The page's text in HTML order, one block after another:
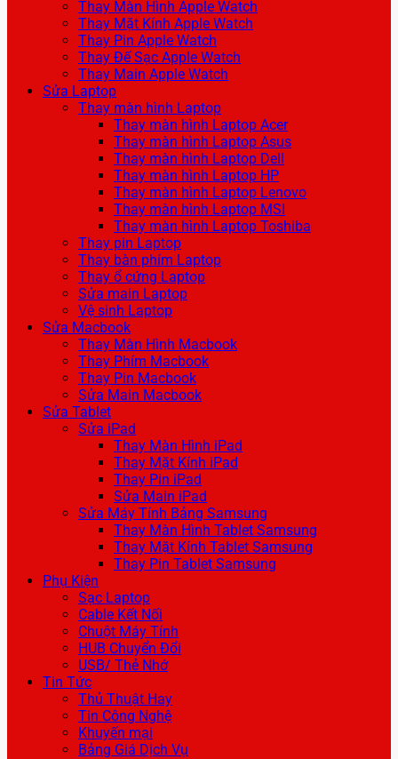
Thay Màn Hình Apple Watch
Thay Mặt Kính Apple Watch
Thay Pin Apple Watch
Thay Đế Sạc Apple Watch
Thay Main Apple Watch
Sửa Laptop
Thay màn hình Laptop
Thay màn hình Laptop Acer
Thay màn hình Laptop Asus
Thay màn hình Laptop Dell
Thay màn hình Laptop HP
Thay màn hình Laptop Lenovo
Thay màn hình Laptop MSI
Thay màn hình Laptop Toshiba
Thay pin Laptop
Thay bàn phím Laptop
Thay ổ cứng Laptop
Sửa main Laptop
Vệ sinh Laptop
Sửa Macbook
Thay Màn Hình Macbook
Thay Phím Macbook
Thay Pin Macbook
Sửa Main Macbook
Sửa Tablet
Sửa iPad
Thay Màn Hình iPad
Thay Mặt Kính iPad
Thay Pin iPad
Sửa Main iPad
Sửa Máy Tính Bảng Samsung
Thay Màn Hình Tablet Samsung
Thay Mặt Kính Tablet Samsung
Thay Pin Tablet Samsung
Phụ Kiện
Sạc Laptop
Cable Kết Nối
Chuột Máy Tính
HUB Chuyển Đổi
USB/ Thẻ Nhớ
Tin Tức
Thủ Thuật Hay
Tin Công Nghệ
Khuyến mại
Bảng Giá Dịch Vụ